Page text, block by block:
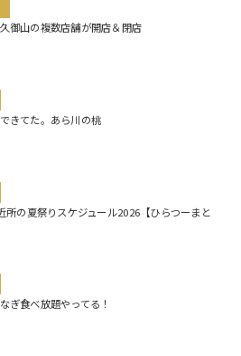
御山の複数店舗が開店＆閉店
きてた。あら川の桃
所の夏祭りスケジュール2026【ひらつーまと
ぎ食べ放題やってる！